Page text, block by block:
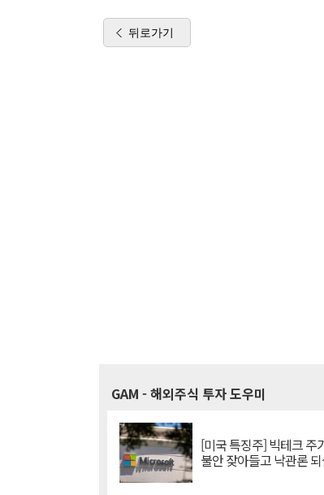
뒤로가기
GAM - 해외주식 투자 도우미
[미국 특징주] 빅테크 주
불안 잦아들고 낙관론